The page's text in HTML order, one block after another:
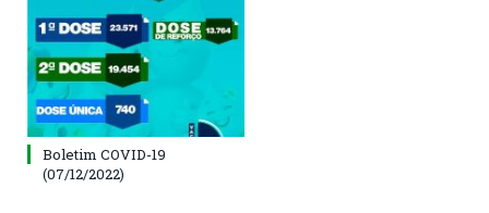
Boletim COVID-19
(07/12/2022)